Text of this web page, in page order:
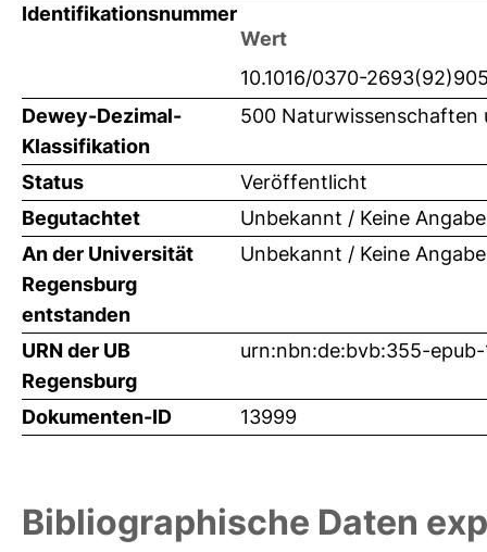
Identifikationsnummer
Wert
10.1016/0370-
Dewey-Dezimal-
Klassifikation
500 Naturwissenschaften
Status
Veröffentlicht
Begutachtet
Unbekannt / Keine Angabe
An der Universität
Regensburg
entstanden
Unbekannt / Keine Angabe
URN der UB
Regensburg
urn:nbn:de:bvb:355-
Dokumenten-ID 13999
Bibliographische Daten